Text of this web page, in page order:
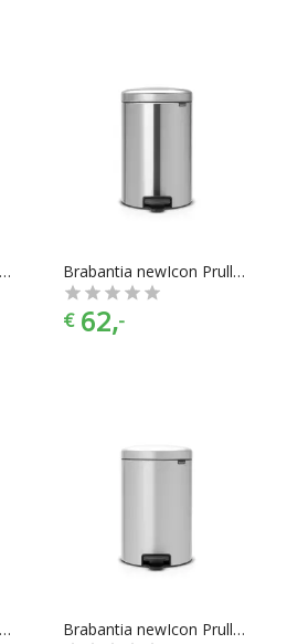
Brabantia newIcon Prullenbak - 20 l - Brilliant Steel Brabantia newIcon Prullenbak - 20 l - Matt Steel
€ 62,-
Brabantia newIcon Prullenbak - 20 l - Platinum Brabantia newIcon Prullenbak - 20 l - Metallic Grey